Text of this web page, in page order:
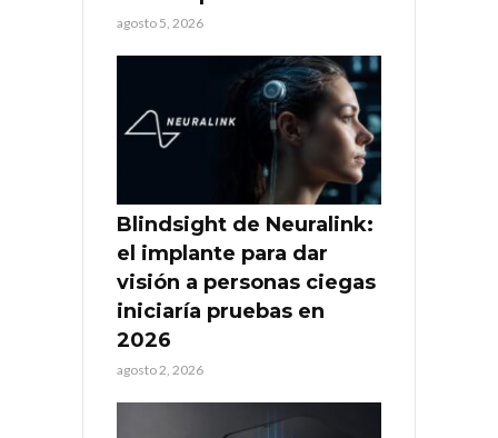
agosto 5, 2026
Blindsight de Neuralink:
el implante para dar
visión a personas ciegas
iniciaría pruebas en
2026
agosto 2, 2026